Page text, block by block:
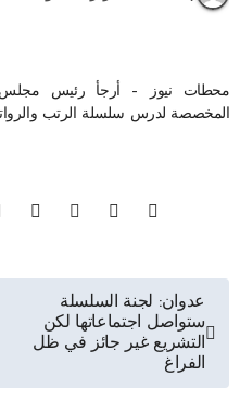
محطات نيوز – أرجأ رئيس مجلس النواب نبيه برّي الجلسة التشريعية
المخصصة لدرس سلسلة الرتب والرواتب إلى
تصفّح
المقالات
عدوان: لجنة السلسلة
ستواصل اجتماعاتها لكن
التشريع غير جائز في ظل
الفراغ